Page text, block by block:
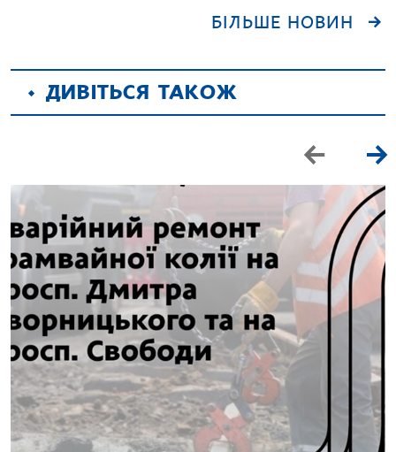
БІЛЬШЕ НОВИН
ДИВІТЬСЯ ТАКОЖ